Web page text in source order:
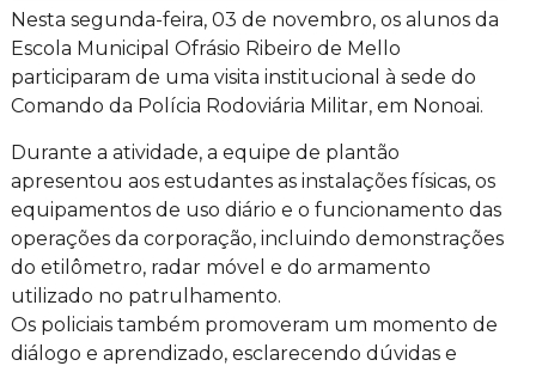
Nesta segunda-feira, 03 de novembro, os alunos da
Escola Municipal Ofrásio Ribeiro de Mello
participaram de uma visita institucional à sede do
Comando da Polícia Rodoviária Militar, em Nonoai.
Durante a atividade, a equipe de plantão
apresentou aos estudantes as instalações físicas, os
equipamentos de uso diário e o funcionamento das
operações da corporação, incluindo demonstrações
do etilômetro, radar móvel e do armamento
utilizado no patrulhamento.
Os policiais também promoveram um momento de
diálogo e aprendizado, esclarecendo dúvidas e